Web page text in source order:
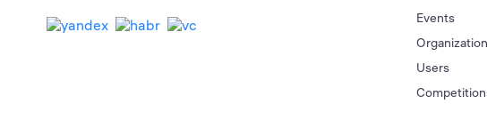
Events
Users